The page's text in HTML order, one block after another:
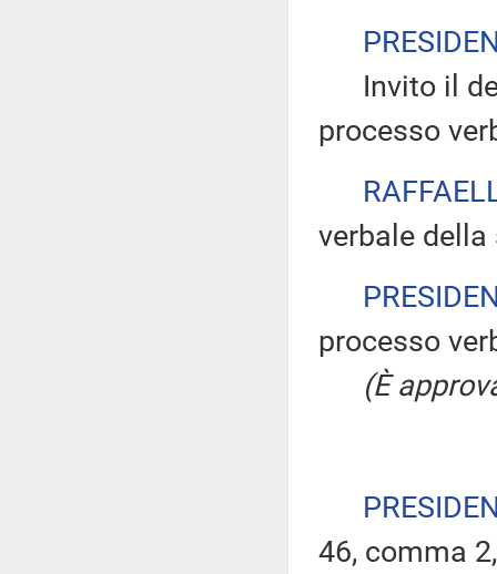
Invito il
processo
verbale
processo
(È
46, comma